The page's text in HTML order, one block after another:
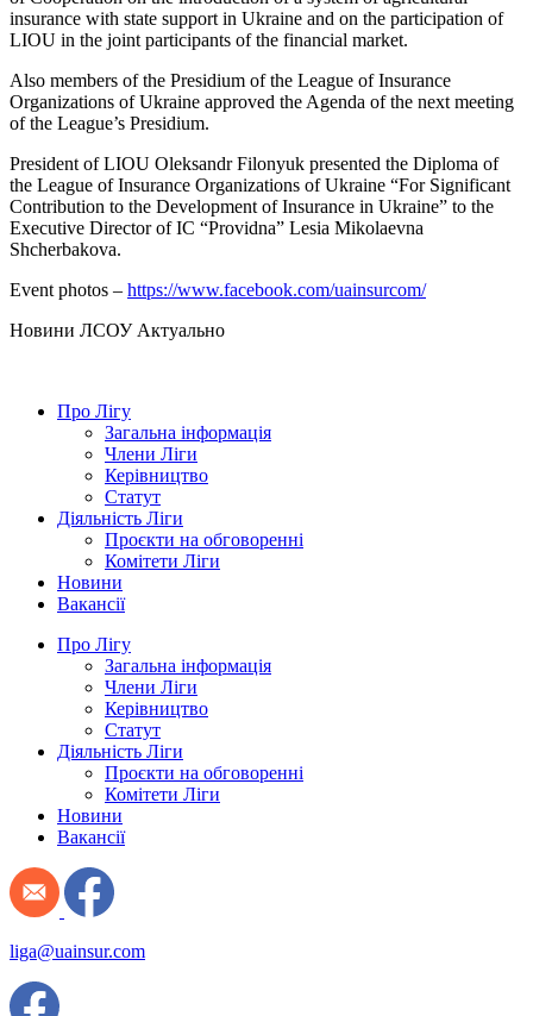
insurance with state support in Ukraine and on the participation of
LIOU in the joint participants of the financial market.
Also members of the Presidium of the League of Insurance
Organizations of Ukraine approved the Agenda of the next meeting
of the League’s Presidium.
President of LIOU Oleksandr Filonyuk presented the Diploma of
the League of Insurance Organizations of Ukraine “For Significant
Contribution to the Development of Insurance in Ukraine” to the
Executive Director of IC “Providna” Lesia Mikolaevna
Shcherbakova.
Event photos – https://www.facebook.com/uainsurcom/
Hовини ЛСОУ Актуально
Про Лігу
Загальна інформація
Члени Ліги
Керівництво
Статут
Діяльність Ліги
Проєкти на обговоренні
Комітети Ліги
Новини
Вакансії
Про Лігу
Загальна інформація
Члени Ліги
Керівництво
Статут
Діяльність Ліги
Проєкти на обговоренні
Комітети Ліги
Новини
Вакансії
liga@uainsur.com